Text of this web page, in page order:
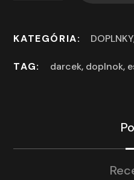
KATEGÓRIA: DOPLNKY
TAG: darcek, doplnok,